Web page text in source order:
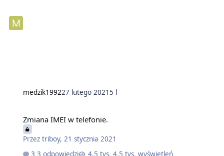
medzik199227 lutego 20215 l
Zmiana IMEI w telefonie.
Przez triboy, 21 stycznia 2021